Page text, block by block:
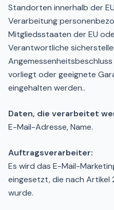
Standorten innerhalb der
Verarbeitung
Mitgliedsstaaten der EU
Verantwortliche
vorliegt oder geeignete
eingehalten werden..
Daten, die verarbeitet
E-Mail-Adresse, Name.
Auftragsverarbeiter:
Es wird das E-Mail-
eingesetzt, die nach Artikel
wurde.